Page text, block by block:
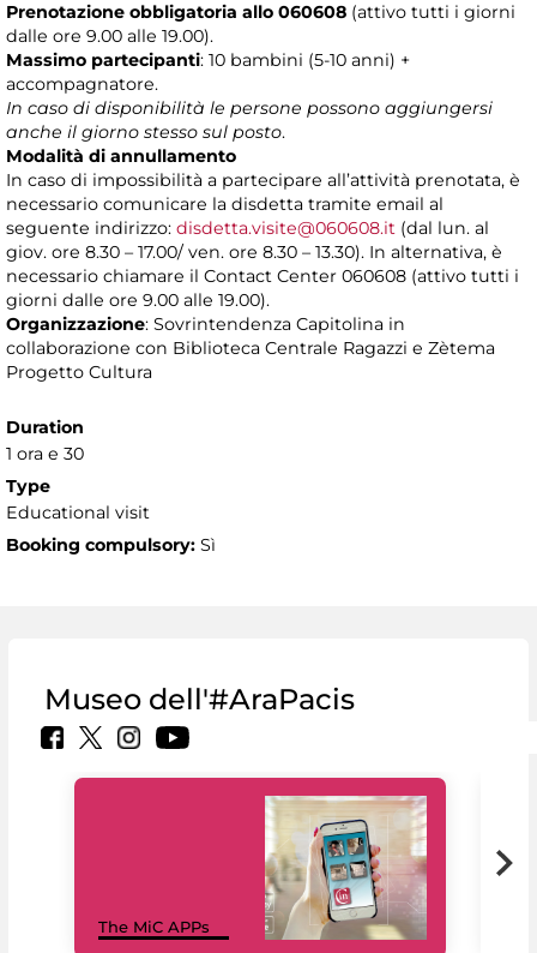
Prenotazione obbligatoria allo 060608 (attivo tutti i giorni
dalle ore 9.00 alle 19.00).
Massimo partecipanti: 10 bambini (5-10 anni) +
accompagnatore.
In caso di disponibilità le persone possono aggiungersi
anche il giorno stesso sul posto.
Modalità di annullamento
In caso di impossibilità a partecipare all’attività prenotata, è
necessario comunicare la disdetta tramite email al
seguente indirizzo: disdetta.visite@060608.it (dal lun. al
giov. ore 8.30 – 17.00/ ven. ore 8.30 – 13.30). In alternativa, è
necessario chiamare il Contact Center 060608 (attivo tutti i
giorni dalle ore 9.00 alle 19.00).
Organizzazione: Sovrintendenza Capitolina in
collaborazione con Biblioteca Centrale Ragazzi e Zètema
Progetto Cultura
Duration
1 ora e 30
Type
Educational visit
Booking compulsory: Sì
Museo dell'#AraPacis
The MiC APPs